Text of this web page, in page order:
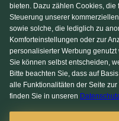
Immowelt.de
Massivhaus.de
Einfamilienhaus.de
bieten. Dazu zählen Cookies,
Steuerung unserer
sowie solche, die lediglich zu
Komforteinstellungen oder zur
personalisierter Werbung genutzt
Sie können selbst entscheiden,
Bitte beachten Sie, dass auf
alle Funktionalitäten der Seite
finden Sie in unseren